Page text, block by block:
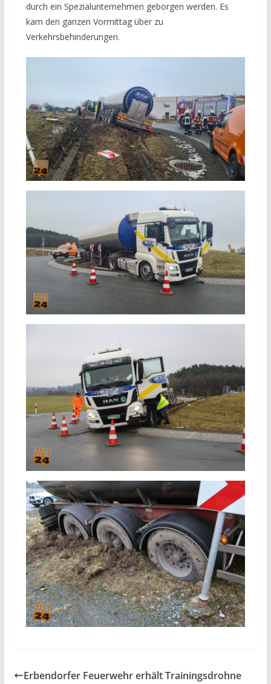
durch ein Spezialunternehmen geborgen werden. Es
kam den ganzen Vormittag über zu
Verkehrsbehinderungen.
Erbendorfer Feuerwehr erhält Trainingsdrohne